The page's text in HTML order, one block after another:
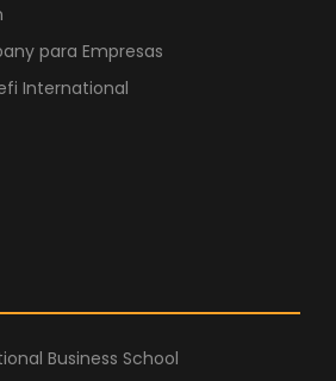
para Empresas
International
Business School